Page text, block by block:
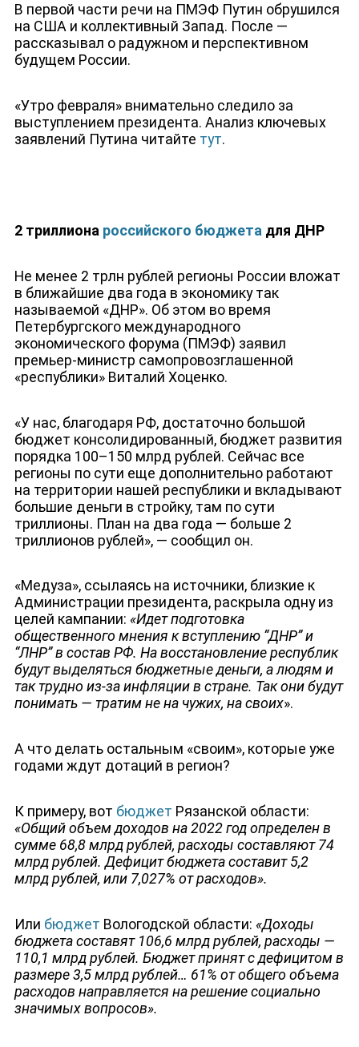
НОВОСТИ
В первой части речи на ПМЭФ Путин обрушился
на США и коллективный Запад. После —
рассказывал о радужном и перспективном
будущем России.
«Утро февраля» внимательно следило за
выступлением президента. Анализ ключевых
заявлений Путина читайте тут.
2 триллиона российского бюджета для ДНР
Не менее 2 трлн рублей регионы России вложат
в ближайшие два года в экономику так
называемой «ДНР». Об этом во время
Петербургского международного
экономического форума (ПМЭФ) заявил
премьер-министр самопровозглашенной
«республики» Виталий Хоценко.
«У нас, благодаря РФ, достаточно большой
бюджет консолидированный, бюджет развития
порядка 100–150 млрд рублей. Сейчас все
регионы по сути еще дополнительно работают
на территории нашей республики и вкладывают
большие деньги в стройку, там по сути
триллионы. План на два года — больше 2
триллионов рублей», — сообщил он.
«Медуза», ссылаясь на источники, близкие к
Администрации президента, раскрыла одну из
целей кампании: «Идет подготовка
общественного мнения к вступлению “ДНР” и
“ЛНР” в состав РФ. На восстановление республик
будут выделяться бюджетные деньги, а людям и
так трудно из-за инфляции в стране. Так они будут
понимать — тратим не на чужих, на своих».
А что делать остальным «своим», которые уже
годами ждут дотаций в регион?
К примеру, вот бюджет Рязанской области:
«Общий объем доходов на 2022 год определен в
сумме 68,8 млрд рублей, расходы составляют 74
млрд рублей. Дефицит бюджета составит 5,2
млрд рублей, или 7,027% от расходов».
Или бюджет Вологодской области: «Доходы
бюджета составят 106,6 млрд рублей, расходы —
110,1 млрд рублей. Бюджет принят с дефицитом в
размере 3,5 млрд рублей… 61% от общего объема
расходов направляется на решение социально
значимых вопросов».